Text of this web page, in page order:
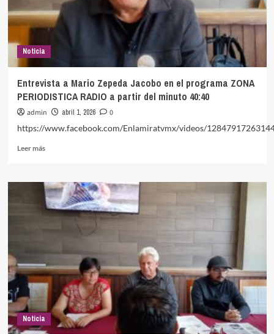
Noticia
Entrevista a Mario Zepeda Jacobo en el programa ZONA
PERIODISTICA RADIO a partir del minuto 40:40
admin abril 1, 2026
0
https://www.facebook.com/Enlamiratvmx/videos/
Leer másLeer
Entrevista
a
Mario
Zepeda
programa
ZONA
PERIODISTICA
RADIO
a
partir
del
Noticia